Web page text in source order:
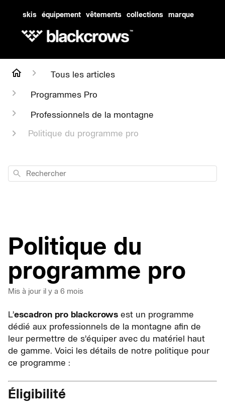
skis équipement vêtements collections marque
Tous les articles
Programmes Pro
Professionnels de la montagne
Politique du programme pro
Rechercher
Politique du
programme pro
Mis à jour il y a 6 mois
L’escadron pro blackcrows est un programme
dédié aux professionnels de la montagne afin de
leur permettre de s’équiper avec du matériel haut
de gamme. Voici les détails de notre politique pour
ce programme :
Éligibilité